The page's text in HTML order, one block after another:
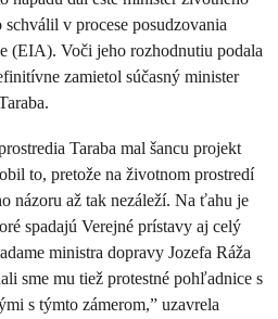
v procese posudzovania
(EIA). Voči jeho rozhodnutiu podala
zamietol súčasný minister
Taraba mal šancu projekt
to, pretože na životnom prostredí
názoru až tak nezáleží. Na ťahu je
spadajú Verejné prístavy aj celý
ministra dopravy Jozefa Ráža
sme mu tiež protestné pohľadnice s
s týmto zámerom,” uzavrela